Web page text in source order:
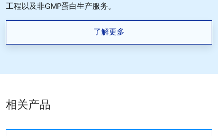
工程以及非GMP蛋白生产服务。
了解更多
相关产品